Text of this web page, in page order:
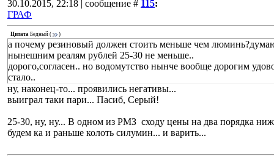
30.10.2015, 22:18 | сообщение # 115:
ГРАФ
Цитата Бедный ( )
а почему резиновый должен стоить меньше чем
нынешним реалям рублей 25-30 не меньше..
дорого,согласен.. но водомутство нынче вообще дорогим
стало..
ну, наконец-то... проявились негативы...
выиграл таки пари... Пасиб, Серый!
25-30, ну, ну... В одном из РМЗ сходу цены на два порядка
будем ка и раньше колоть силумин... и варить...